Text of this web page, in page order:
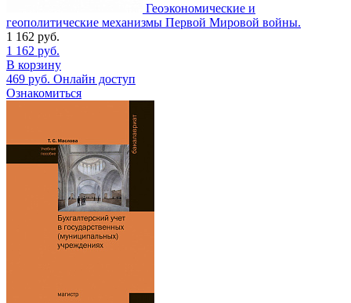
Геоэкономические и
геополитические механизмы Первой Мировой войны.
1 162 руб.
1 162 руб.
В корзину
469 руб. Онлайн доступ
Ознакомиться